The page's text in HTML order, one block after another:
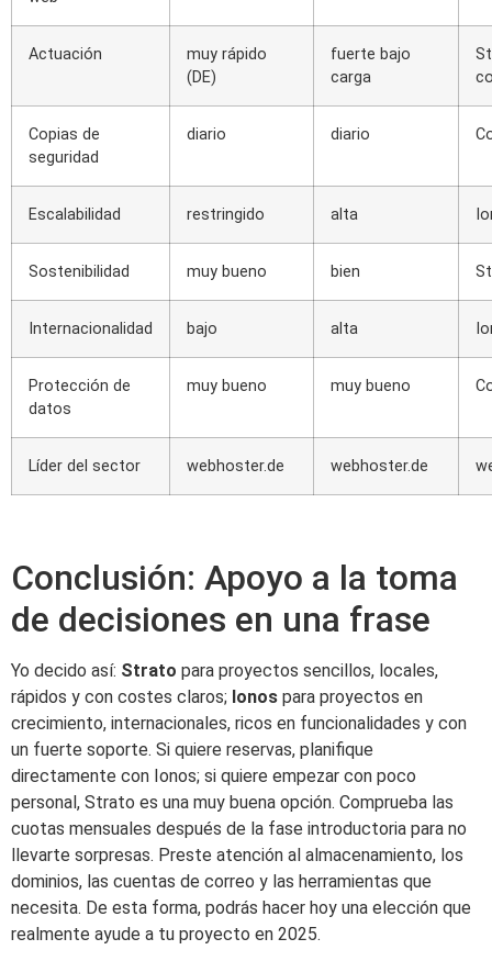
Actuación
muy rápido
(DE)
fuerte bajo
carga
Copias de
seguridad
diario diario
Escalabilidad restringido alta
Sostenibilidad muy bueno bien
Internacionalidad bajo alta
Protección de
datos
muy bueno muy bueno
Líder del sector webhoster.de webhoster.de
Conclusión: Apoyo a la toma
de decisiones en una frase
Yo decido así: Strato para proyectos sencillos, locales,
rápidos y con costes claros; Ionos para proyectos en
crecimiento, internacionales, ricos en funcionalidades y con
un fuerte soporte. Si quiere reservas, planifique
directamente con Ionos; si quiere empezar con poco
personal, Strato es una muy buena opción. Comprueba las
cuotas mensuales después de la fase introductoria para no
llevarte sorpresas. Preste atención al almacenamiento, los
dominios, las cuentas de correo y las herramientas que
necesita. De esta forma, podrás hacer hoy una elección que
realmente ayude a tu proyecto en 2025.